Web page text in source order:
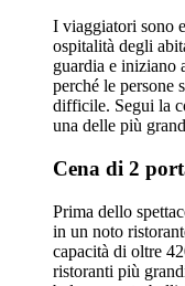
I viaggiatori sono
ospitalità degli
guardia e iniziano
perché le persone
difficile. Segui la
una delle più
Cena di 2
Prima dello
in un noto
capacità di oltre
ristoranti più